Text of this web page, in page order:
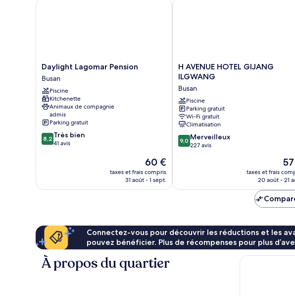
PY,
PY,
#303)
Daylight
Lagomar
Pension
Busan
Daylight Lagomar Pension
Busan
Piscine
Kitchenette
Animaux de compagnie
admis
Parking gratuit
8.2
sur
8,2 Très bien
41 avis
Le
nouveau
prix
60 €
taxes et frais compris
31 août - 1 sept.
H
AVENUE
GIJANG
ILGWANG
Busan
H AVENUE HOTEL GIJANG
ILGWANG
Busan
Piscine
Parking gratuit
Wi-Fi gratuit
Climatisation
9.0
sur
9,0 Merveilleux
227 avis
Le
prix
de
taxes et frais
20 août - 21
Connectez-vous pour découvrir les réductions et les
pouvez bénéficier. Plus de récompenses pour plus
À propos du quartier